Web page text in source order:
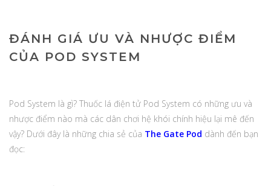
ĐÁNH GIÁ ƯU VÀ NHƯỢC ĐIỂM
CỦA POD SYSTEM
Pod System là gì? Thuốc lá điện tử Pod System có những ưu và
nhược điểm nào mà các dân chơi hệ khói chính hiệu lại mê đến
vậy? Dưới đây là những chia sẻ của The Gate Pod dành đến bạn
đọc: